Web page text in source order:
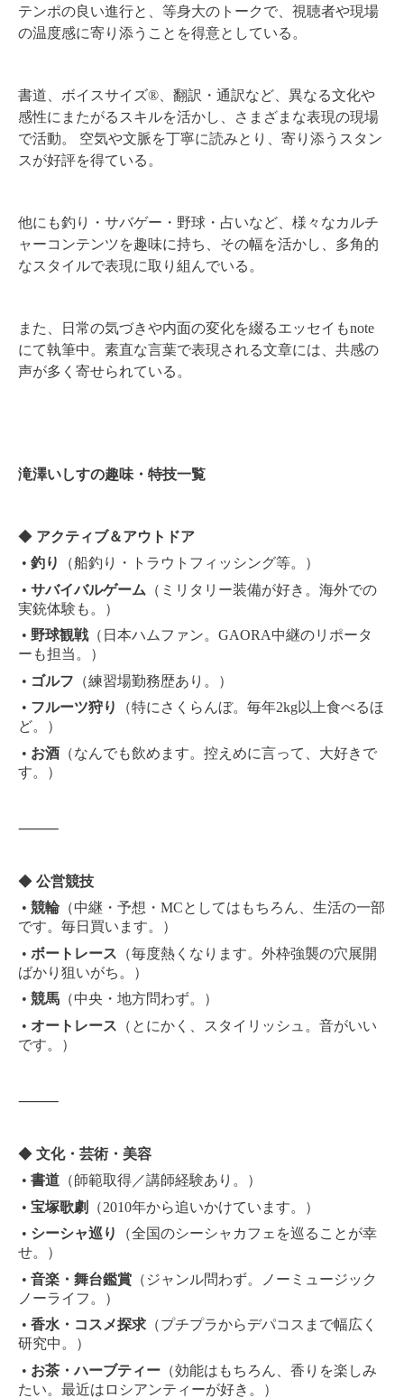
テンポの良い進行と、等身大のトークで、視聴者や現場
の温度感に寄り添うことを得意としている。
書道、ボイスサイズ®、翻訳・通訳など、異なる文化や
感性にまたがるスキルを活かし、さまざまな表現の現場
で活動。 空気や文脈を丁寧に読みとり、寄り添うスタン
スが好評を得ている。
他にも釣り・サバゲー・野球・占いなど、様々なカルチ
ャーコンテンツを趣味に持ち、その幅を活かし、多角的
なスタイルで表現に取り組んでいる。
また、日常の気づきや内面の変化を綴るエッセイもnote
にて執筆中。素直な言葉で表現される文章には、共感の
声が多く寄せられている。
滝澤いしすの趣味・特技一覧
◆ アクティブ＆アウトドア
• 釣り
（船釣り・トラウトフィッシング等。）
• サバイバルゲーム （ミリタリー装備が好き。海外での
実銃体験も。
）
• 野球観戦（日本ハムファン。GAORA中継のリポータ
ーも担当。
）
• ゴルフ （練習場勤務歴あり。
）
• フルーツ狩り
（特にさくらんぼ。毎年2kg以上食べるほ
ど。）
• お酒 （なんでも飲めます。控えめに言って、大好きで
す。）
⸻
◆ 公営競技
• 競輪（中継・予想・MCとしてはもちろん、生活の一部
です。毎日買います。）
• ボートレース （毎度熱くなります。外枠強襲の穴展開
ばかり狙いがち。）
• 競馬 （中央・地方問わず。）
• オートレース （とにかく、スタイリッシュ。音がいい
です。）
⸻
◆ 文化・芸術・美容
• 書道 （師範取得／講師経験あり。）
• 宝塚歌劇
（2010年から追いかけています。）
• シーシャ巡り
（全国のシーシャカフェを巡ることが幸
せ。）
• 音楽・舞台鑑賞 （ジャンル問わず。ノーミュージック
ノーライフ。）
• 香水・コスメ探求 （プチプラからデパコスまで幅広く
研究中。）
• お茶・ハーブティー （効能はもちろん、香りを楽しみ
たい。最近はロシアンティーが好き。）